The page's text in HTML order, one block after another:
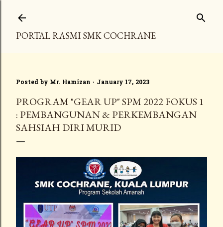
PORTAL RASMI SMK COCHRANE
Posted by Mr. Hamizan January 17, 2023
PROGRAM "GEAR UP" SPM 2022 FOKUS 1
: PEMBANGUNAN & PERKEMBANGAN
SAHSIAH DIRI MURID